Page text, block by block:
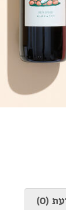
(0)